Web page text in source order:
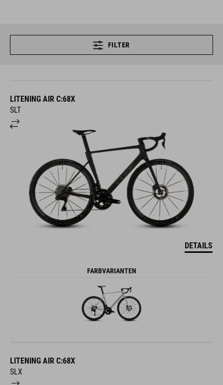
FILTER
LITENING AIR C:68X
SLT
DETAILS
FARBVARIANTEN
LITENING AIR C:68X
SLX